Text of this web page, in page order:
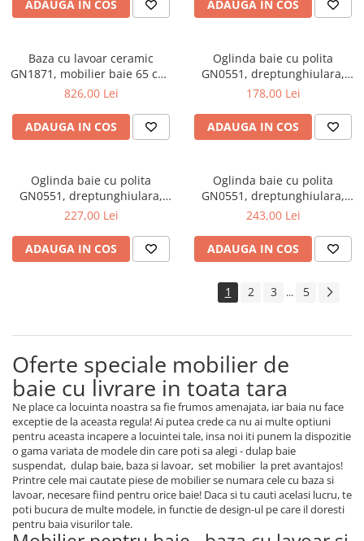
ADAUGA IN COS ADAUGA IN COS
Baza cu lavoar ceramic
GN1871, mobilier baie 65 cm,
front MDF, 1 sertar, 1 usa,
manere cromate, alb
826,00 Lei
ADAUGA IN COS
Oglinda baie cu polita
GN0551, dreptunghiulara,
PAL, 50 cm, alb
178,00 Lei
ADAUGA IN COS
Oglinda baie cu polita
GN0551, dreptunghiulara,
PAL, 70 cm, alb
227,00 Lei
ADAUGA IN COS
Oglinda baie cu polita
GN0551, dreptunghiulara,
PAL, 80 cm, alb
243,00 Lei
ADAUGA IN COS
1 2 3 ... 5
Oferte speciale mobilier de
baie cu livrare in toata tara
Ne place ca locuinta noastra sa fie frumos amenajata, iar baia nu face
exceptie de la aceasta regula! Ai putea crede ca nu ai multe optiuni
pentru aceasta incapere a locuintei tale, insa noi iti punem la dispozitie
o gama variata de modele din care poti sa alegi - dulap baie
suspendat, dulap baie, baza si lavoar, set mobilier la pret avantajos!
Printre cele mai cautate piese de mobilier se numara cele cu baza si
lavoar, necesare fiind pentru orice baie! Daca si tu cauti acelasi lucru, te
poti bucura de multe modele, in functie de design-ul pe care il doresti
pentru baia visurilor tale.